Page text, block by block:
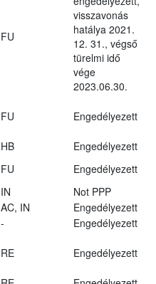
FU
visszavonás
hatálya 2021.
12. 31., végső
türelmi idő
vége
2023.06.30.
FU Engedélyezett
HB
Engedélyezett
FU
Engedélyezett
IN
Not PPP
AC, IN
Engedélyezett
-
Engedélyezett
RE Engedélyezett